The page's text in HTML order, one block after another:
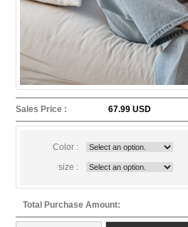
Sales Price : 67.99 USD
Color :
size :
Total Purchase Amount: